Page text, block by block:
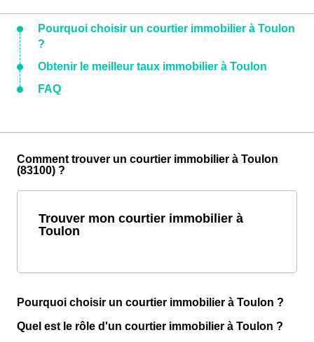
Pourquoi choisir un courtier immobilier à Toulon
?
Obtenir le meilleur taux immobilier à Toulon
FAQ
Comment trouver un courtier immobilier à Toulon
(83100) ?
Trouver mon courtier immobilier à
Toulon
Pourquoi choisir un courtier immobilier à Toulon ?
Quel est le rôle d'un courtier immobilier à Toulon ?